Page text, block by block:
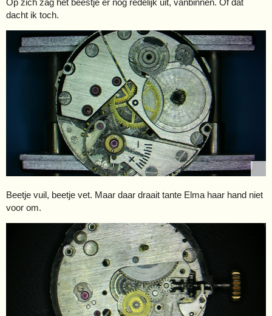
dacht ik toch.
Beetje vuil, beetje vet. Maar daar draait tante Elma haar hand niet
voor om.